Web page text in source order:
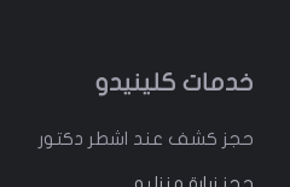
خدمات كلينيدو
حجز كشف عند اشطر دكتور